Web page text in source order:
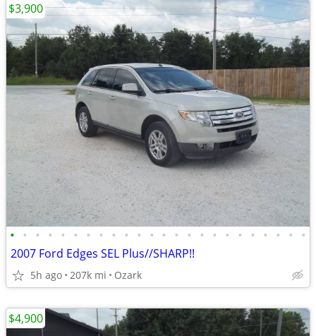
• • • • • • • • • • • • • • • • • • • • • • • •
2007 Ford Edges SEL Plus//SHARP!!
5h ago 207k mi Ozark
$3,900
$4,900